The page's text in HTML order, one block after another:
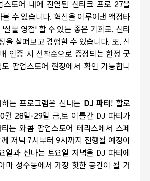
스토어 내에 진열된 신티크 프로 27을
볼 수 있습니다. 혁신을 이루어낸 액정타
실물 영접' 할 수 있는 좋은 기회로, 신티
을 살펴보고 경험할 수 있습니다. 또, 신
인증 시 선착순으로 증정되는 한정 굿
팝업스토어 현장에서 확인 가능합니
는 프로그램은 신나는 DJ 파티! 할로
월 28일-29일 금,토 이틀간 DJ 파티가
는 와콤 팝업스토어 테라스에서 스페
저녁 7시부터 9시까지 진행될 예정이
일과 신나는 토요일 저녁을 DJ 파티에
마 성수동에서 가장 핫한 공간이 될 거